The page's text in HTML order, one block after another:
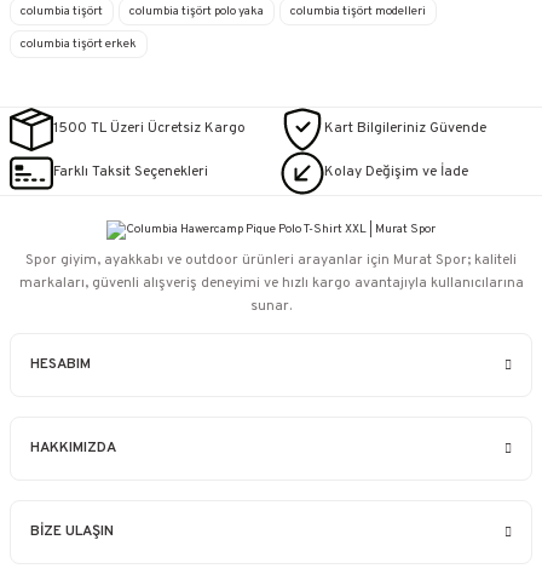
columbia tişört
columbia tişört polo yaka columbia tişört modelleri
columbia tişört erkek
1500 TL Üzeri Ücretsiz Kargo Kart Bilgileriniz Güvende
Farklı Taksit Seçenekleri Kolay Değişim ve İade
HESABIM
HAKKIMIZDA
BİZE ULAŞIN
Spor giyim, ayakkabı ve outdoor ürünleri arayanlar için Murat Spor; kaliteli
markaları, güvenli alışveriş deneyimi ve hızlı kargo avantajıyla kullanıcılarına
sunar.